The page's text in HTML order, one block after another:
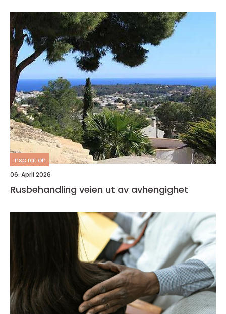
inspiration
06. April 2026
Rusbehandling veien ut av avhengighet